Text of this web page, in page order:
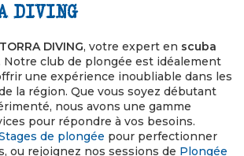
DIVING
TORRA DIVING, votre expert en scuba
Notre club de plongée est idéalement
une expérience inoubliable dans les
la région. Que vous soyez débutant
nous avons une gamme
pour répondre à vos besoins.
de plongée pour perfectionner
ou rejoignez nos sessions de Plongée